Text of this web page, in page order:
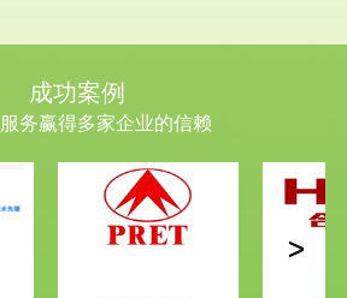
成功案例
务赢得多家企业的信赖
>